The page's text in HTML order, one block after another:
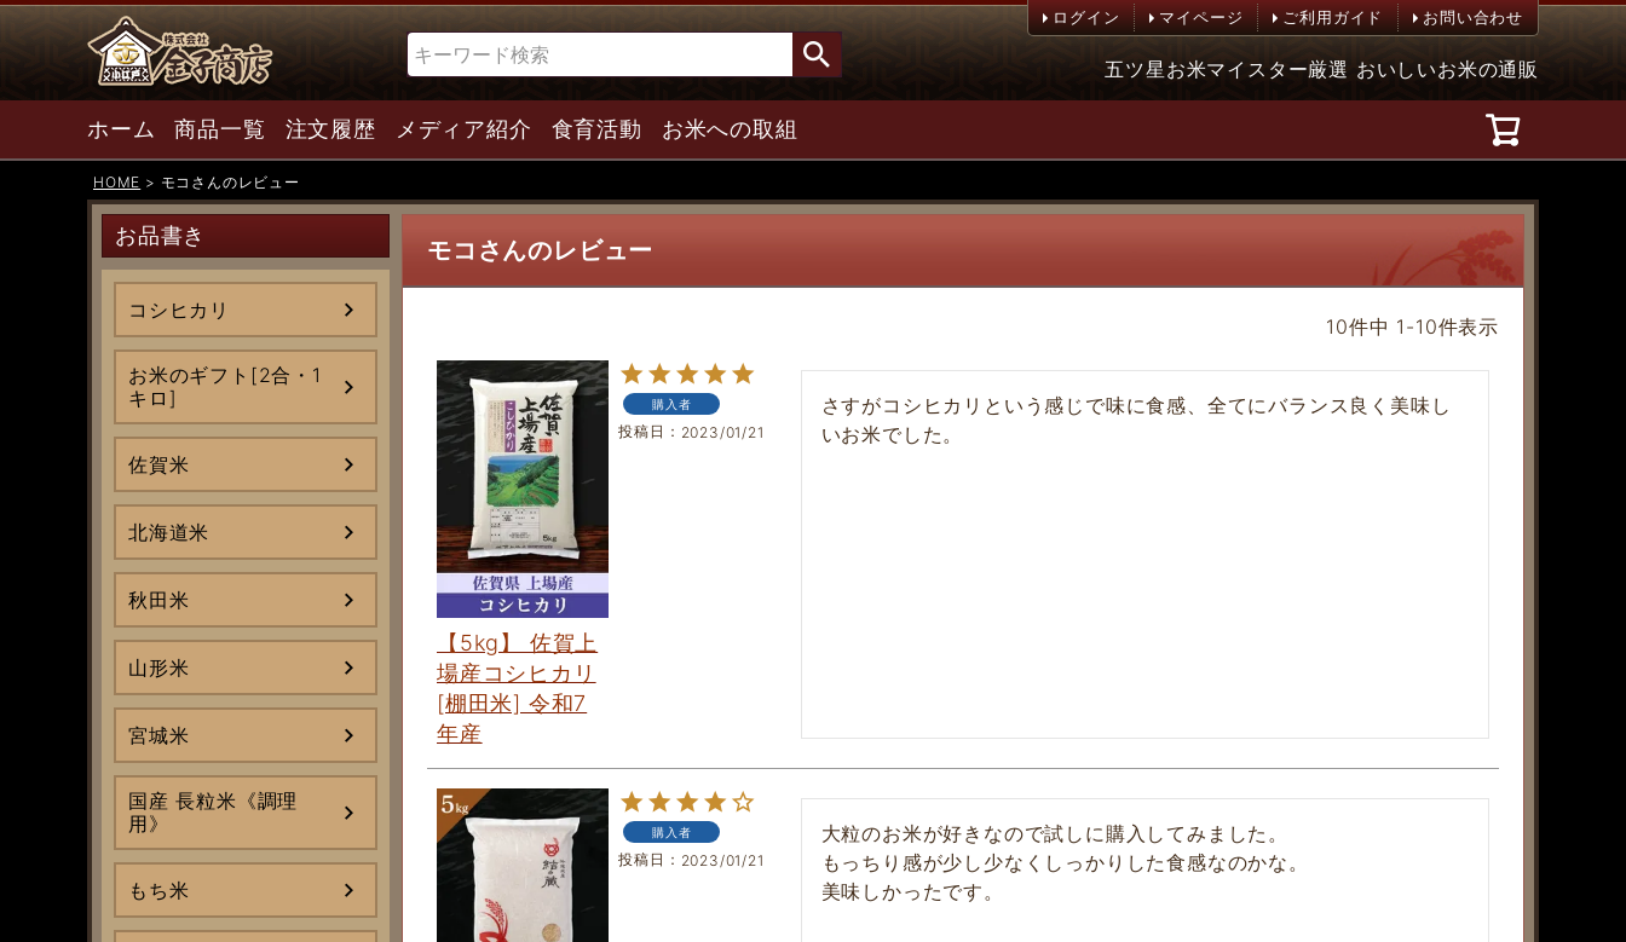
検索
ログイン マイページ ご利用ガイド お問い合わせ
五ツ星お米マイスター厳選 おいしいお米の通販
ホーム 商品一覧 注文履歴 メディア紹介 食育活動 お米への取組
HOME モコさんのレビュー
お品書き
コシヒカリ
お米のギフト[2合・1
キロ]
佐賀米
北海道米
秋田米
山形米
宮城米
国産 長粒米《調理
用》
もち米
モコさんのレビュー
10件中 1 -10件表示
【5kg】 佐賀上
場産コシヒカリ
[棚田米] 令和7
年産
購入者
投稿日 2023/01/21
さすがコシヒカリという感じで味に食感、全てにバランス良く美味し
購入者
投稿日 2023/01/21
大粒のお米が好きなので試しに購入してみました。
もっちり感が少し少なくしっかりした食感なのかな。
美味しかったです。